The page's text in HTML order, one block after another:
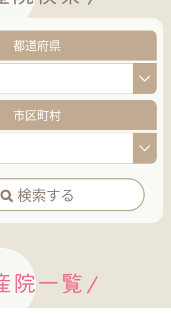
都道府県
市区町村
検索する